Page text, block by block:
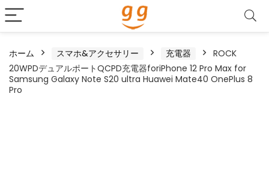
ホーム スマホ&アクセサリー 充電器
ROCK
20WPDデュアルポートQCPD充電器foriPhone 12 Pro Max for
Samsung Galaxy Note S20 ultra Huawei Mate40 OnePlus 8
Pro